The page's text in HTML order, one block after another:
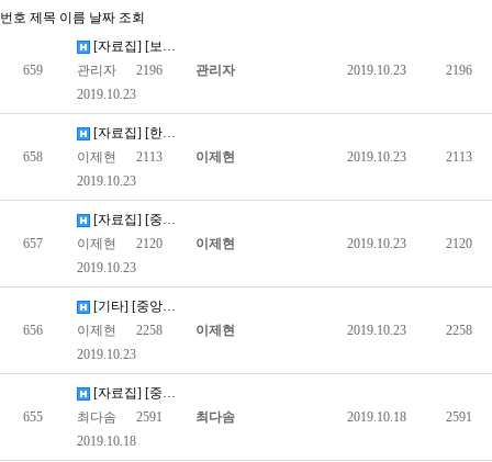
번호 제목 이름 날짜 조회
659
[자료집] [보건복지부] 커뮤니티케어형 도시재생사업 모델 마련 연…
관리자
2196
2019.10.23
관리자 2019.10.23 2196
658
[자료집] [한국장애인단체총연합회]장애여성 건강관리 및 문제점 개…
이제현
2113
2019.10.23
이제현 2019.10.23 2113
657
[자료집] [중앙장애인권익옹호기관] 장애인학대 예방 및 근절 대책…
이제현
2120
2019.10.23
이제현 2019.10.23 2120
656
[기타] [중앙장애인권익옹호기관]2018 장애인학대 현황보고서
이제현
2258
2019.10.23
이제현 2019.10.23 2258
655
[자료집] [중앙보조기기센터] 2019년 장애인보조기기 교부사업 …
최다솜
2591
2019.10.18
최다솜 2019.10.18 2591